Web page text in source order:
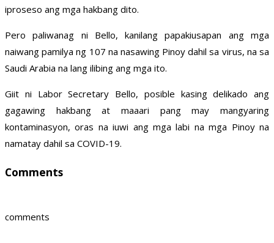
iproseso ang mga hakbang dito.
Pero paliwanag ni Bello, kanilang papakiusapan ang mga
naiwang pamilya ng 107 na nasawing Pinoy dahil sa virus, na sa
Saudi Arabia na lang ilibing ang mga ito.
Giit ni Labor Secretary Bello, posible kasing delikado ang
gagawing hakbang at maaari pang may mangyaring
kontaminasyon, oras na iuwi ang mga labi na mga Pinoy na
namatay dahil sa COVID-19.
Comments
comments